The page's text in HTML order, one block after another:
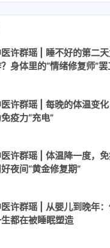
许群瑶 | 睡不好的第二
身体里的“情绪修复师”罢
许群瑶 | 每晚的体温变
疫力“充电”
许群瑶 | 体温降一度，免
夜间“黄金修复期”
许群瑶 | 从婴儿到晚年：
都在被睡眠塑造